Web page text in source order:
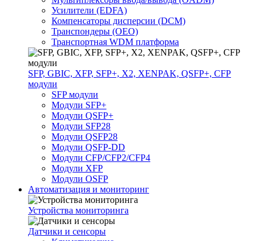
Усилители (EDFA)
Компенсаторы дисперсии (DCM)
Транспондеры (OEO)
Транспортная WDM платформа
SFP, GBIC, XFP, SFP+, X2, XENPAK, QSFP+, CFP
модули
SFP модули
Модули SFP+
Модули QSFP+
Модули SFP28
Модули QSFP28
Модули QSFP-DD
Модули CFP/CFP2/CFP4
Модули XFP
Модули OSFP
Автоматизация и мониторинг
Устройства мониторинга
Датчики и сенсоры